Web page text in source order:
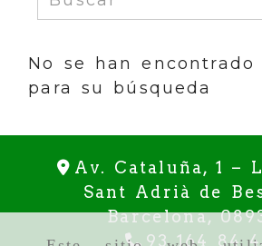
No se han encontrado
para su búsqueda
Av. Cataluña, 1 –
Sant Adrià de
Barcelona,
93 164 84